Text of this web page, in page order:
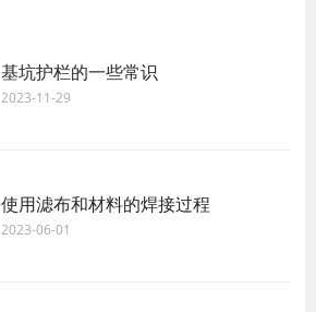
基坑护栏的一些常识
2023-11-29
使用滤布和材料的焊接过程
2023-06-01